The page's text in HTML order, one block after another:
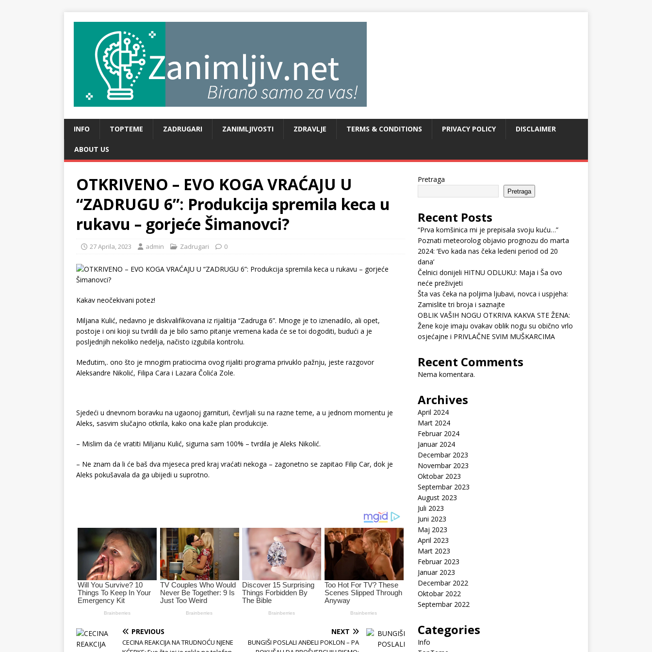
INFO TOPTEME ZADRUGARI ZANIMLJIVOSTI ZDRAVLJE TERMS & CONDITIONS PRIVACY POLICY DISCLAIMER
ABOUT US
OTKRIVENO – EVO KOGA VRAĆAJU U
“ZADRUGU 6”: Produkcija spremila keca u
rukavu – gorjeće Šimanovci?
27 Aprila, 2023 admin Zadrugari 0
Kakav neočekivani potez!
Miljana Kulić, nedavno je diskvalifikovana iz rijalitija “Zadruga 6”. Mnoge je to iznenadilo, ali opet,
postoje i oni kioji su tvrdili da je bilo samo pitanje vremena kada će se toi dogoditi, budući a je
posljednjih nekoliko nedelja, načisto izgubila kontrolu.
Međutim,. ono što je mnogim pratiocima ovog rijaliti programa privuklo pažnju, jeste razgovor
Aleksandre Nikolić, Filipa Cara i Lazara Čolića Zole.
Sjedeći u dnevnom boravku na ugaonoj garnituri, čevrljali su na razne teme, a u jednom momentu je
Aleks, sasvim slučajno otkrila, kako ona kaže plan produkcije.
– Mislim da će vratiti Miljanu Kulić, sigurna sam 100% – tvrdila je Aleks Nikolić.
– Ne znam da li će baš dva mjeseca pred kraj vraćati nekoga – zagonetno se zapitao Filip Car, dok je
Aleks pokušavala da ga ubijedi u suprotno.
PREVIOUS
CECINA REAKCIJA NA TRUDNOĆU NJENE
NEXT
BUNGIŠI POSLALI ANĐELI POKLON – PA
Pretraga
Pretraga
Recent Posts
“Prva komšinica mi je prepisala svoju kuću…”
Poznati meteorolog objavio prognozu do marta
2024: ‘Evo kada nas čeka ledeni period od 20
dana’
Čelnici donijeli HITNU ODLUKU: Maja i Ša ovo
neće preživjeti
Šta vas čeka na poljima ljubavi, novca i uspjeha:
Zamislite tri broja i saznajte
OBLIK VAŠIH NOGU OTKRIVA KAKVA STE ŽENA:
Žene koje imaju ovakav oblik nogu su obično vrlo
osjećajne i PRIVLAČNE SVIM MUŠKARCIMA
Recent Comments
Nema komentara.
Archives
April 2024
Mart 2024
Februar 2024
Januar 2024
Decembar 2023
Novembar 2023
Oktobar 2023
Septembar 2023
August 2023
Juli 2023
Juni 2023
Maj 2023
April 2023
Mart 2023
Februar 2023
Januar 2023
Decembar 2022
Oktobar 2022
Septembar 2022
Categories
Info